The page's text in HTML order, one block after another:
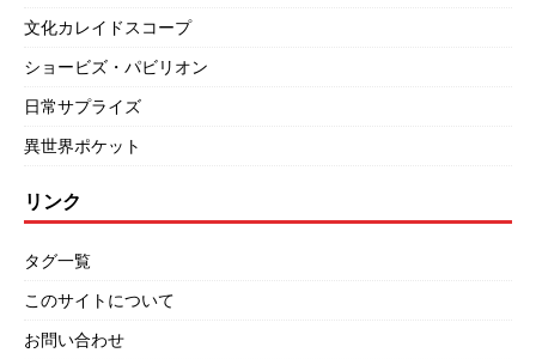
文化カレイドスコープ
ショービズ・パビリオン
日常サプライズ
異世界ポケット
リンク
タグ一覧
このサイトについて
お問い合わせ